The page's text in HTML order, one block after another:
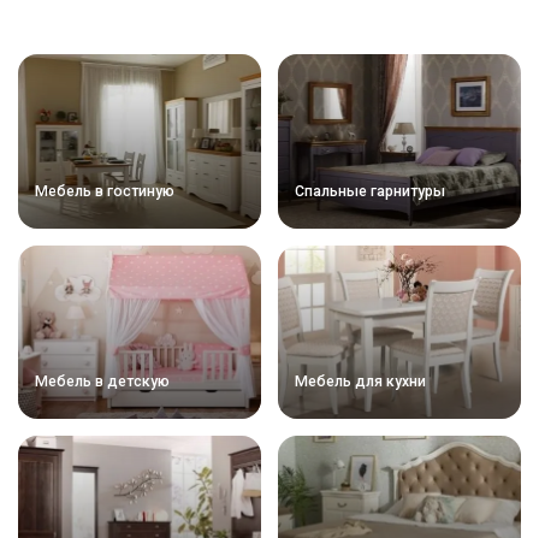
Мебель в гостиную Спальные гарнитуры
Мебель в детскую Мебель для кухни